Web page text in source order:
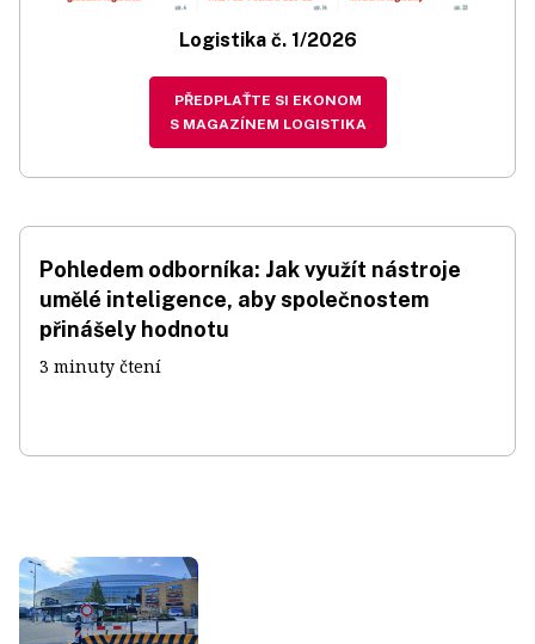
Logistika č. 1/2026
PŘEDPLAŤTE SI EKONOM
S MAGAZÍNEM LOGISTIKA
Pohledem odborníka: Jak využít nástroje
umělé inteligence, aby společnostem
přinášely hodnotu
3 minuty čtení